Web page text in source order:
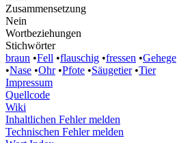
Zusammensetzung
Nein
Wortbeziehungen
Stichwörter
braun •Fell •flauschig •fressen •Gehege
•Nase •Ohr •Pfote •Säugetier •Tier
Impressum
Quellcode
Wiki
Inhaltlichen Fehler melden
Technischen Fehler melden